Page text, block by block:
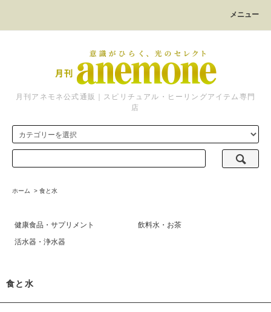
メニュー
月刊アネモネ公式通販｜スピリチュアル・ヒーリングアイテム専門
店
ホーム > 食と水
健康食品・サプリメント
飲料水・お茶
活水器・浄水器
食と水